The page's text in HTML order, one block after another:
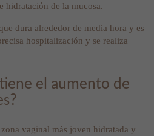
hidratación de la mucosa.
dura alrededor de media hora y es
hospitalización y se realiza
el aumento de
vaginal más joven hidratada y